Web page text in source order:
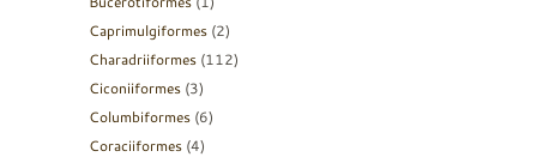
Caprimulgiformes (2)
Charadriiformes (112)
Ciconiiformes (3)
Columbiformes (6)
Coraciiformes (4)